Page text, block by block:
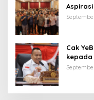
Melalui
Cak
kepada